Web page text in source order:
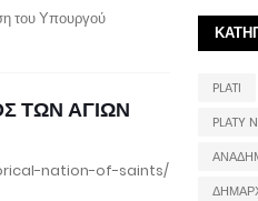
Υπουργού
ΤΩΝ ΑΓΙΩΝ
nation-of-saints/
PLATI
PLATY